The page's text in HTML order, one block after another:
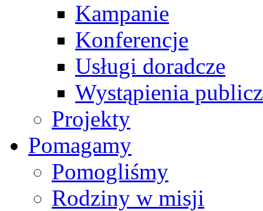
Kampanie
Konferencje
Usługi doradcze
Wystąpienia
Projekty
Pomagamy
Pomogliśmy
Rodziny w misji